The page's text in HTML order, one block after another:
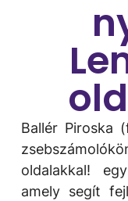
Ballér Piroska
oldalakkal!
amely segít